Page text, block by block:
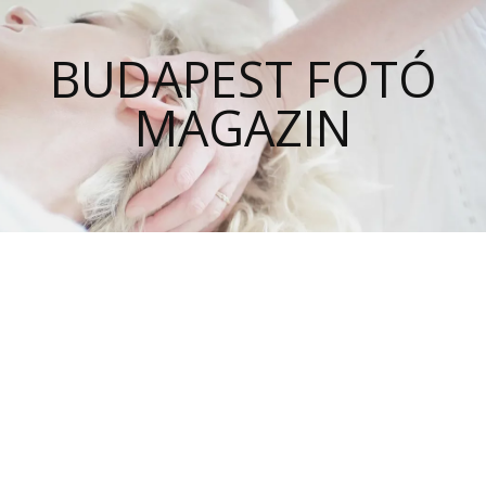
BUDAPEST FOTÓ
MAGAZIN